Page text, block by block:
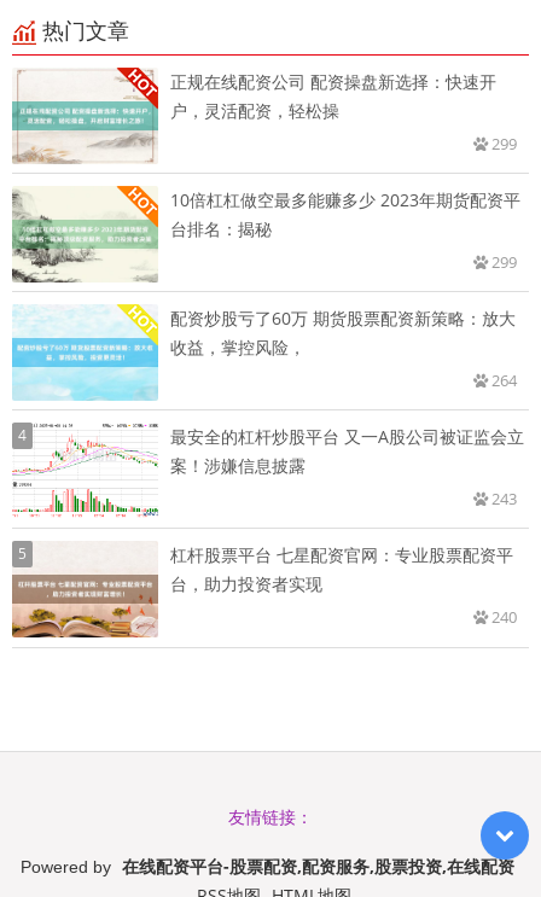
热门文章
正规在线配资公司 配资操盘新选择：快速开
户，灵活配资，轻松操
299
10倍杠杠做空最多能赚多少 2023年期货配资平
台排名：揭秘
299
配资炒股亏了60万 期货股票配资新策略：放大
收益，掌控风险，
264
4
最安全的杠杆炒股平台 又一A股公司被证监会立
案！涉嫌信息披露
243
5
杠杆股票平台 七星配资官网：专业股票配资平
台，助力投资者实现
240
友情链接：
Powered by 在线配资平台-股票配资,配资服务,股票投资,在线配资